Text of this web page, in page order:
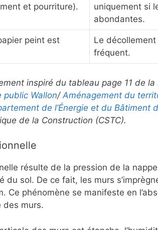
et pourriture).
uniquement si
abondantes.
peint est
Le
fréquent.
inspiré du tableau page 11 de
public Wallon/ Aménagement du
de l’Énergie et du Bâtiment
de la Construction (CSTC).
résulte de la pression de la
du sol. De ce fait, les murs
Ce phénomène se manifeste en
des murs.